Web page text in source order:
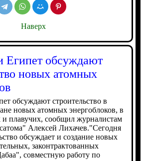
Наверх
Египет обсуждают
новых атомных
обсуждают строительство в
новых атомных энергоблоков, в
плавучих, сообщил журналистам
Алексей Лихачев."Сегодня
обсуждает и создание новых
законтрактованных
совместную работу по